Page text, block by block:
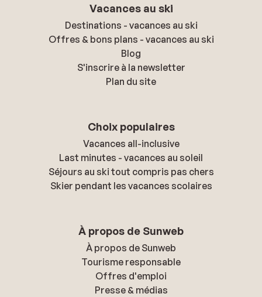
Vacances au ski
Destinations - vacances au ski
Offres & bons plans - vacances au ski
Blog
S'inscrire à la newsletter
Plan du site
Choix populaires
Vacances all-inclusive
Last minutes - vacances au soleil
Séjours au ski tout compris pas chers
Skier pendant les vacances scolaires
À propos de Sunweb
À propos de Sunweb
Tourisme responsable
Offres d'emploi
Presse & médias